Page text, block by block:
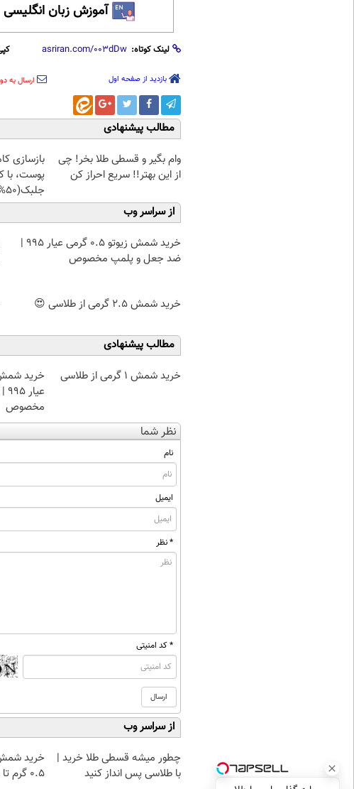
آموزش زبان انگلیسی
لینک کوتاه:
بازدید از صفحه اول ارسال به
مطالب پیشنهادی
وام بگیر و قسطی طلا بخر! چی
از این بهتر!! سریع احراز کن
بازسازی
پوست، با
جلبک(50% تخفیف)
از سراسر وب
خرید شمش زیوتو ۰.۵ گرمی عیار ۹۹۵ |
ضد جعل و پلمپ مخصوص
خرید شمش 2.5 گرمی از طلاسی 😍
مطالب پیشنهادی
خرید شمش 1 گرمی از طلاسی
مخصوص
نظر شما
نام
ایمیل
* نظر
* کد امنیتی
از سراسر وب
چطور میشه قسطی طلا خرید |
با طلاسی پس انداز کنید
خرید
۰.۵ گرم تا ۱۰ گرم